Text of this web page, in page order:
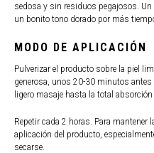
sedosa y sin residuos pegajosos.
un bonito tono dorado por más
MODO DE APLICACIÓN
Pulverizar el producto sobre la piel
generosa, unos 20-30 minutos
ligero masaje hasta la total absorción
Repetir cada 2 horas. Para mantener
aplicación del producto,
secarse.